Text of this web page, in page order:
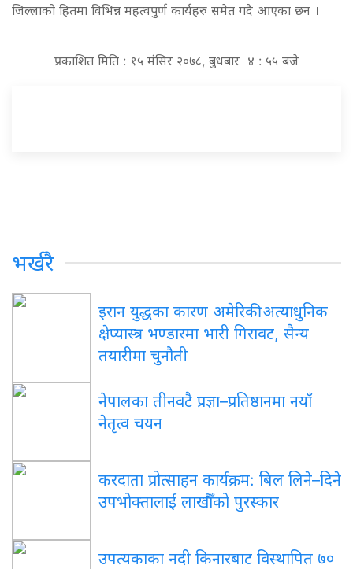
जिल्लाको हितमा विभिन्न महत्वपुर्ण कार्यहरु समेत गदै आएका छन ।
प्रकाशित मिति : १५ मंसिर २०७८, बुधबार ४ : ५५ बजे
भर्खरै
इरान युद्धका कारण अमेरिकी अत्याधुनिक
क्षेप्यास्त्र भण्डारमा भारी गिरावट, सैन्य
तयारीमा चुनौती
नेपालका तीनवटै प्रज्ञा–प्रतिष्ठानमा नयाँ
नेतृत्व चयन
करदाता प्रोत्साहन कार्यक्रम: बिल लिने–दिने
उपभोक्तालाई लाखौँको पुरस्कार
उपत्यकाका नदी किनारबाट विस्थापित ७०